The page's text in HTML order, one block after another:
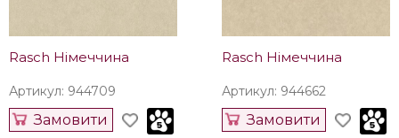
Rasch Німеччина
Артикул: 944709
Замовити
Rasch Німеччина
Артикул: 944662
Замовити